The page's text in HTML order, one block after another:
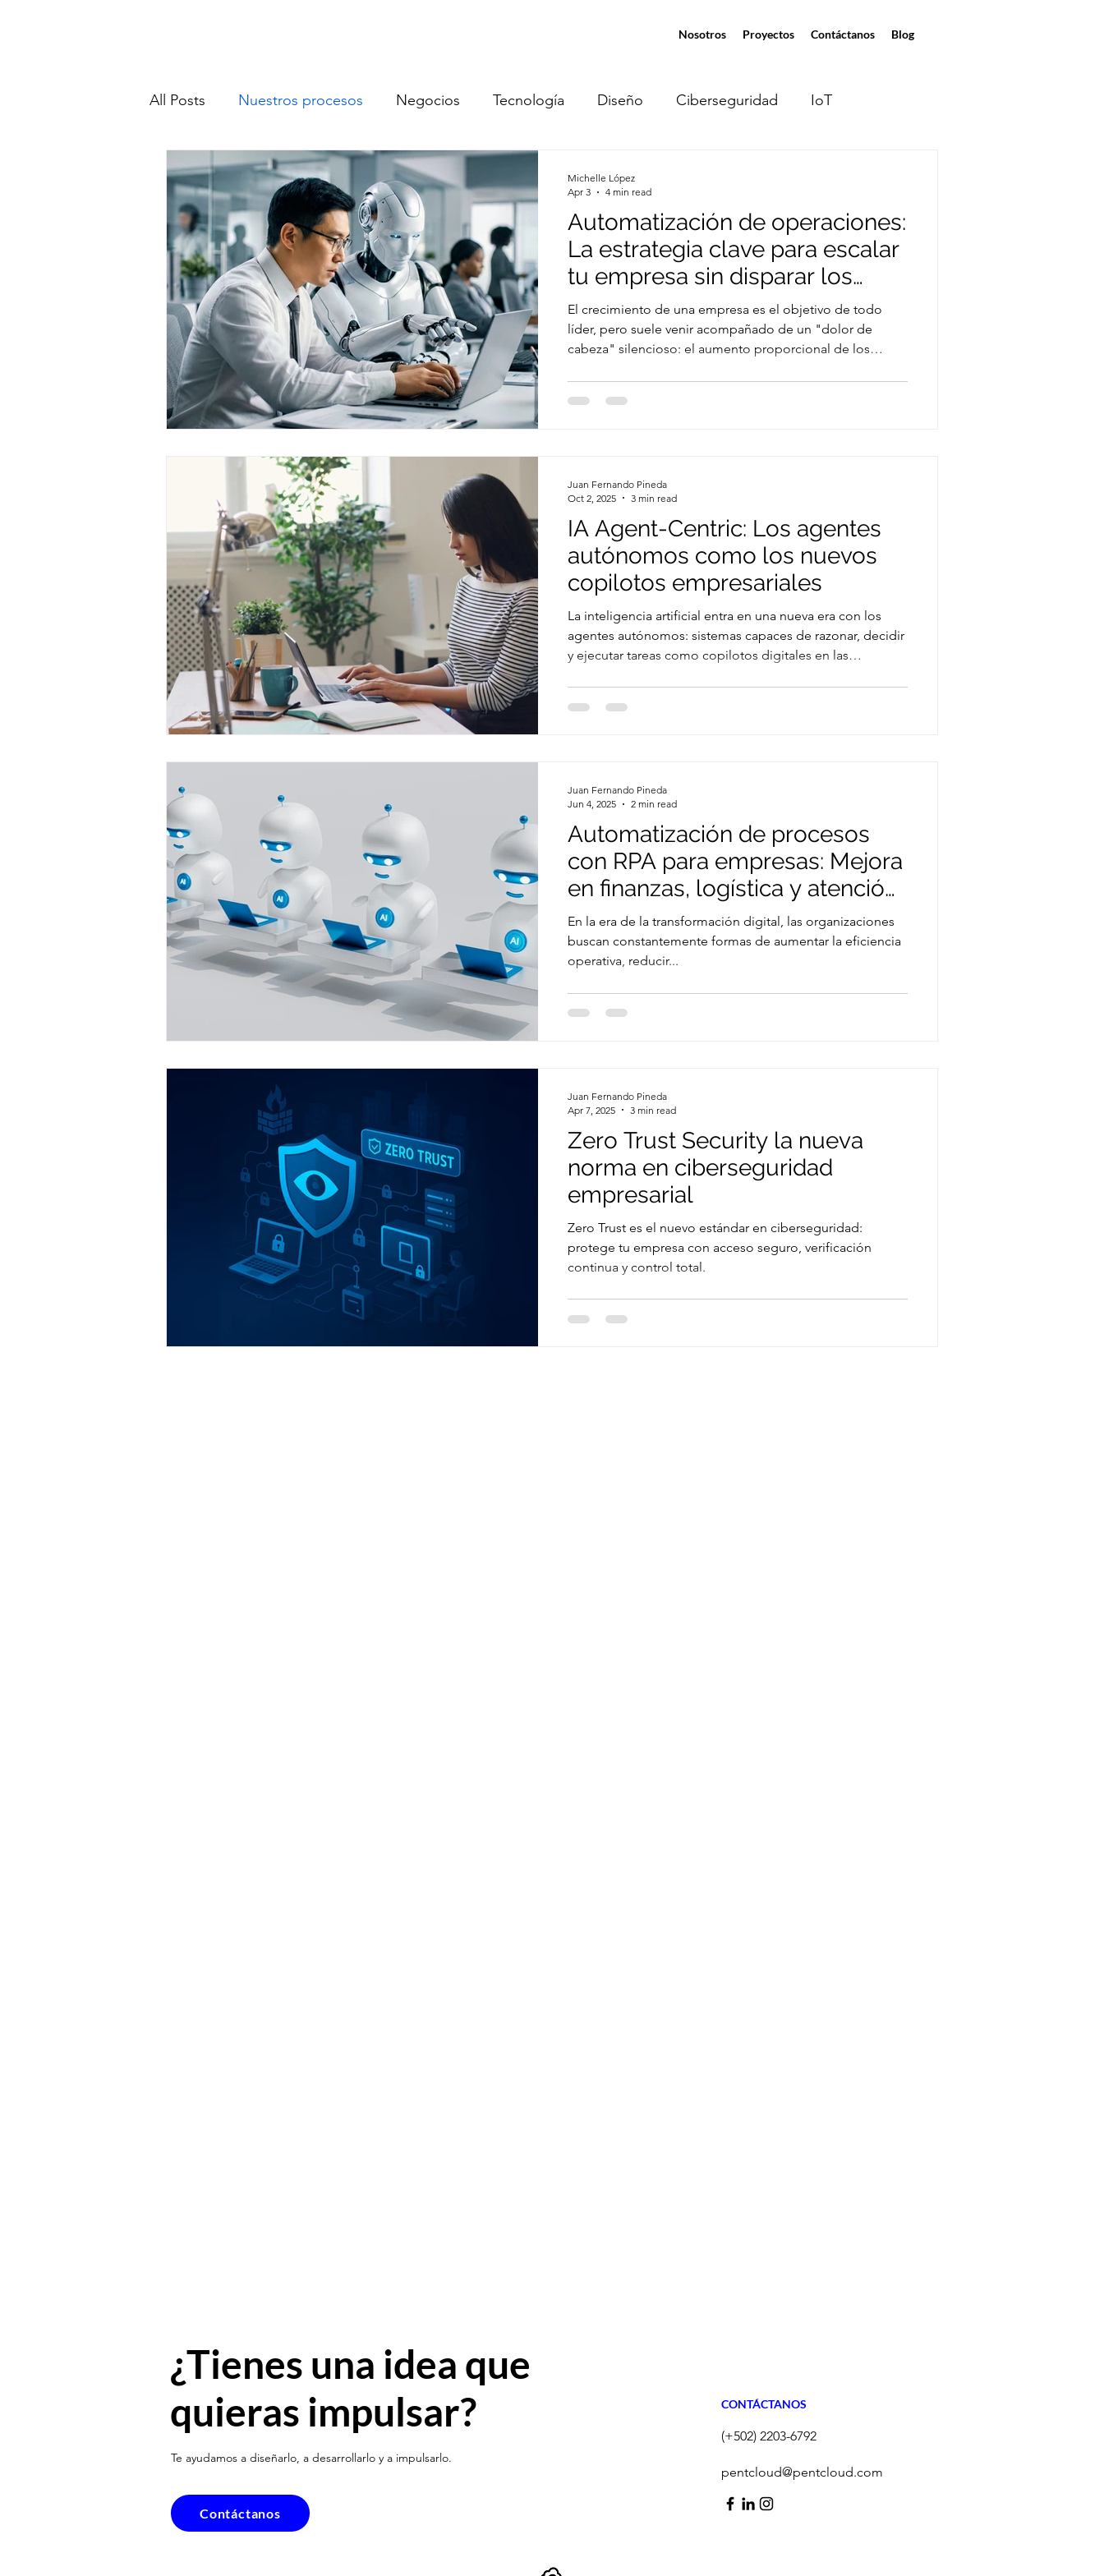
Nosotros Proyectos Contáctanos Blog
All Posts Nuestros procesos Negocios Tecnología Diseño Ciberseguridad IoT
SeguridadDeDatos GestiónDeRiesgos
Sostenibilidad digital Soluciones en la nube Automatización RPA Agentes de IA
Automatización de operaciones:
La estrategia clave para escalar
tu empresa sin disparar los
costos
El crecimiento de una empresa es el objetivo de todo
líder, pero suele venir acompañado de un "dolor de
cabeza" silencioso: el aumento proporcional de los
equipos. Sin embargo, en la era de la eficiencia digital,
Michelle López
Apr 3
4 min read
IA Agent-Centric: Los agentes
autónomos como los nuevos
copilotos empresariales
La inteligencia artificial entra en una nueva era con los
agentes autónomos: sistemas capaces de razonar, decidir
y ejecutar tareas como copilotos digitales en las
decisiones inteligentes y reducción de la carga humana,
Juan Fernando Pineda
Oct 2, 2025
3 min read
Automatización de procesos
con RPA para empresas: Mejora
en finanzas, logística y atención
al cliente
En la era de la transformación digital, las organizaciones
buscan constantemente formas de aumentar la eficiencia
operativa, reducir...
Juan Fernando Pineda
Jun 4, 2025
2 min read
Zero Trust Security la nueva
norma en ciberseguridad
empresarial
Zero Trust es el nuevo estándar en ciberseguridad:
protege tu empresa con acceso seguro, verificación
continua y control total.
Juan Fernando Pineda
Apr 7, 2025
3 min read
¿Tienes una idea que
quieras impulsar?
Te ayudamos a diseñarlo, a desarrollarlo y a impulsarlo.
Contáctanos
CONTÁCTANOS
(+502) 2203-6792
pentcloud@pentcloud.com